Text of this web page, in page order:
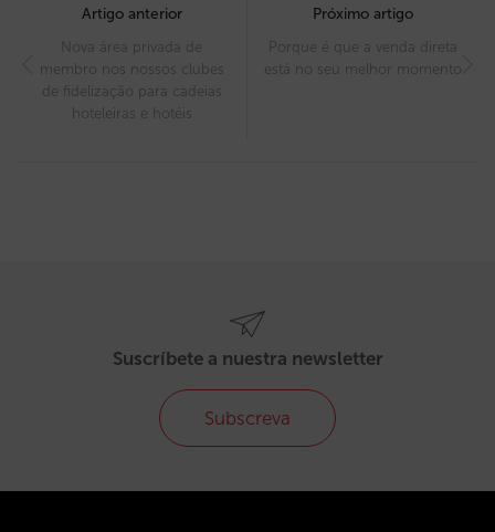
navigation
Artigo anterior
Nova área privada de
membro nos nossos clubes
de fidelização para cadeias
hoteleiras e hotéis
Próximo artigo
Porque é que a venda direta
está no seu melhor momento
Suscríbete a nuestra newsletter
Subscreva